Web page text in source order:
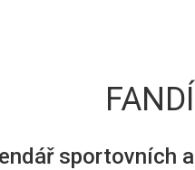
sportovních